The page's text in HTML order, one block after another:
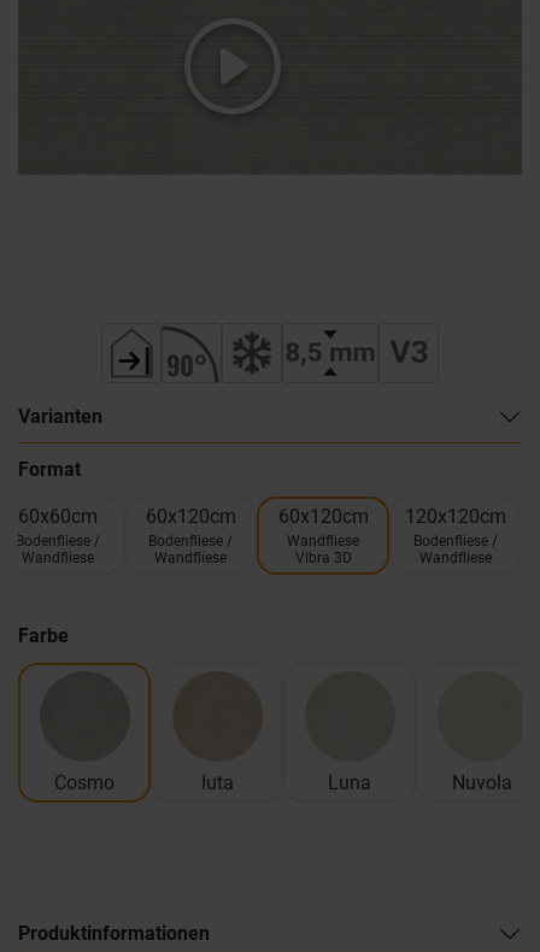
Varianten
Format
60x60cm
Bodenfliese /
Wandfliese
60x120cm
Bodenfliese /
Wandfliese
60x120cm
Wandfliese
Vibra 3D
120x120cm
Bodenfliese /
Wandfliese
Farbe
Cosmo Iuta Luna Nuvola
Produktinformationen